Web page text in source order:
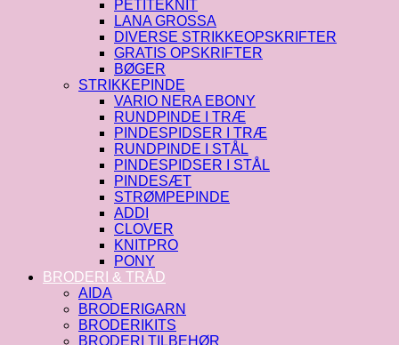
PETITEKNIT
LANA GROSSA
DIVERSE STRIKKEOPSKRIFTER
GRATIS OPSKRIFTER
BØGER
STRIKKEPINDE
VARIO NERA EBONY
RUNDPINDE I TRÆ
PINDESPIDSER I TRÆ
RUNDPINDE I STÅL
PINDESPIDSER I STÅL
PINDESÆT
STRØMPEPINDE
ADDI
CLOVER
KNITPRO
PONY
BRODERI & TRÅD
AIDA
BRODERIGARN
BRODERIKITS
BRODERI TILBEHØR